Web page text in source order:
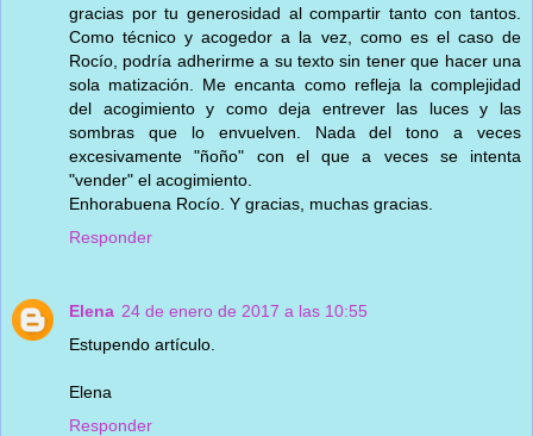
gracias por tu generosidad al compartir tanto con tantos.
Como técnico y acogedor a la vez, como es el caso de
Rocío, podría adherirme a su texto sin tener que hacer una
sola matización. Me encanta como refleja la complejidad
del acogimiento y como deja entrever las luces y las
sombras que lo envuelven. Nada del tono a veces
excesivamente "ñoño" con el que a veces se intenta
"vender" el acogimiento.
Enhorabuena Rocío. Y gracias, muchas gracias.
Responder
Elena 24 de enero de 2017 a las 10:55
Estupendo artículo.
Elena
Responder